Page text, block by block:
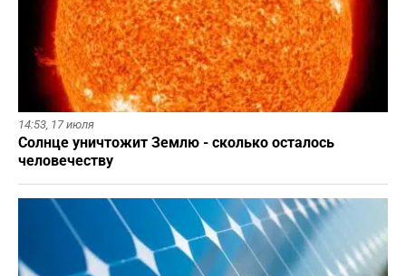
14:53, 17 июля
Солнце уничтожит Землю - сколько осталось
человечеству